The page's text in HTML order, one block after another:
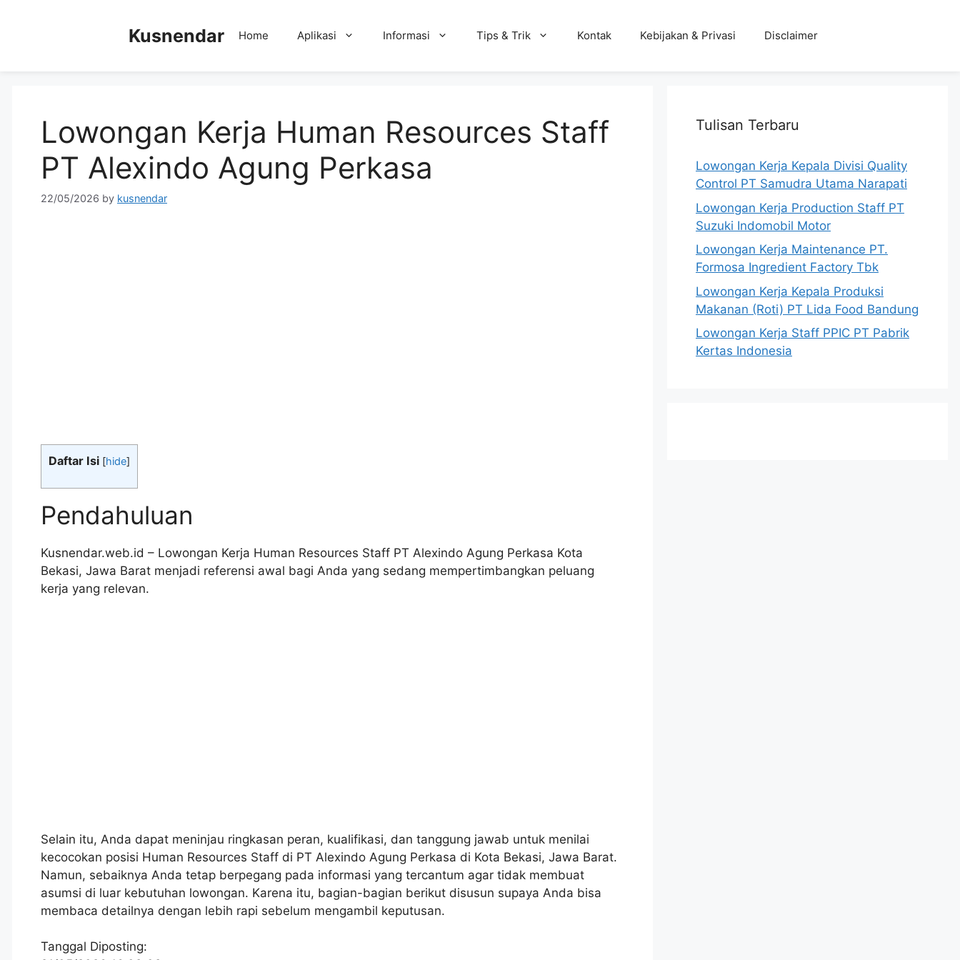
Kusnendar Home Aplikasi Informasi Tips & Trik Kontak Kebijakan & Privasi Disclaimer
Lowongan Kerja Human Resources Staff
PT Alexindo Agung Perkasa
22/05/2026 by kusnendar
Daftar Isi [hide]
Pendahuluan
Kusnendar.web.id – Lowongan Kerja Human Resources Staff PT Alexindo Agung Perkasa Kota
Bekasi, Jawa Barat menjadi referensi awal bagi Anda yang sedang mempertimbangkan peluang
kerja yang relevan.
Selain itu, Anda dapat meninjau ringkasan peran, kualifikasi, dan tanggung jawab untuk menilai
kecocokan posisi Human Resources Staff di PT Alexindo Agung Perkasa di Kota Bekasi, Jawa Barat.
Namun, sebaiknya Anda tetap berpegang pada informasi yang tercantum agar tidak membuat
asumsi di luar kebutuhan lowongan. Karena itu, bagian-bagian berikut disusun supaya Anda bisa
membaca detailnya dengan lebih rapi sebelum mengambil keputusan.
Tanggal Diposting:
Tulisan Terbaru
Lowongan Kerja Kepala Divisi Quality
Control PT Samudra Utama Narapati
Lowongan Kerja Production Staff PT
Suzuki Indomobil Motor
Lowongan Kerja Maintenance PT.
Formosa Ingredient Factory Tbk
Lowongan Kerja Kepala Produksi
Makanan (Roti) PT Lida Food Bandung
Lowongan Kerja Staff PPIC PT Pabrik
Kertas Indonesia